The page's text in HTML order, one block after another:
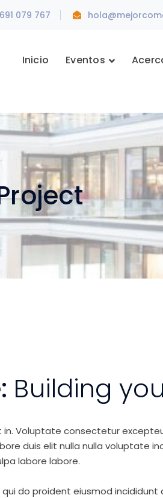
079 767
Inicio Eventos
Building
Voluptate consectetur
duis elit nulla nulla voluptate
labore labore.
do proident eiusmod incididunt